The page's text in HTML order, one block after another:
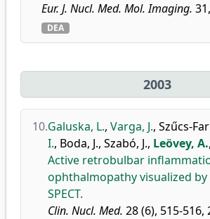
Eur. J. Nucl. Med. Mol. Imaging.
DEA
2003
10.Galuska, L., Varga, J., Szűcs-
I., Boda, J., Szabó, J., Leövey, A.,
Active retrobulbar
ophthalmopathy visualized by
SPECT.
Clin. Nucl. Med. 28 (6), 515-516,